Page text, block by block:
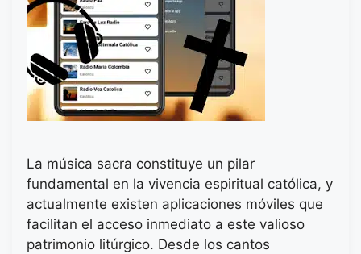
La música sacra constituye un pilar
fundamental en la vivencia espiritual católica, y
actualmente existen aplicaciones móviles que
facilitan el acceso inmediato a este valioso
patrimonio litúrgico. Desde los cantos